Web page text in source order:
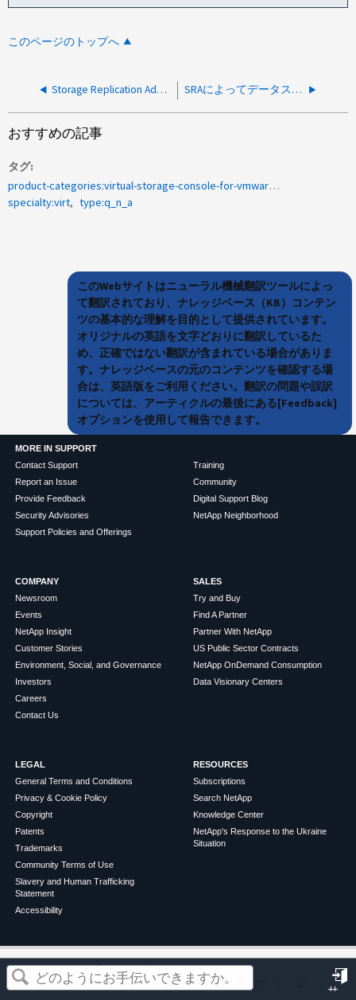
サ
このページのトップへ
Storage Replication Adapter ：フェイルオーバー処理中に新しいイニシエータグループまたはエクスポートポリシーが作成されるかどうかを判断するにはどうすればよいですか？ SRAによってデータストアが一部の保護グループに追加されるのはなぜですか？
この記事は役に立ちましたか？
おすすめの記事
タグ
product-categories:virtual-storage-console-for-vmware-vsphere
specialty:virt
type:q_n_a
このWebサイトはニューラル機械翻訳ツールによっ
て翻訳されており、ナレッジベース（KB）コンテン
ツの基本的な理解を目的として提供されています。
オリジナルの英語を文字どおりに翻訳しているた
め、正確ではない翻訳が含まれている場合がありま
す。ナレッジベースの元のコンテンツを確認する場
合は、英語版をご利用ください。翻訳の問題や誤訳
については、アーティクルの最後にある[Feedback]
オプションを使用して報告できます。
MORE IN SUPPORT
Contact Support
Report an Issue
Provide Feedback
Security Advisories
Support Policies and Offerings
Training
Community
Digital Support Blog
NetApp Neighborhood
COMPANY
Newsroom
Events
NetApp Insight
Customer Stories
Environment, Social, and Governance
Investors
Careers
Contact Us
SALES
Try and Buy
Find A Partner
Partner With NetApp
US Public Sector Contracts
NetApp OnDemand Consumption
Data Visionary Centers
LEGAL
General Terms and Conditions
Privacy & Cookie Policy
Copyright
Patents
Trademarks
Community Terms of Use
Slavery and Human Trafficking
Statement
Accessibility
RESOURCES
Subscriptions
Search NetApp
Knowledge Center
NetApp's Response to the Ukraine
Situation
©2026NetApp English Terms of Use
Privacy Policy
Cookie Policy
Cookie Settings